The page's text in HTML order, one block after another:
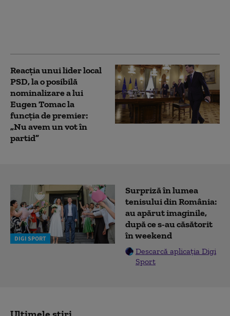
Reacția unui lider local
PSD, la o posibilă
nominalizare a lui
Eugen Tomac la
funcția de premier:
„Nu avem un vot în
partid”
DIGI SPORT
Surpriză în lumea
tenisului din România:
au apărut imaginile,
după ce s-au căsătorit
în weekend
Descarcă aplicația Digi
Sport